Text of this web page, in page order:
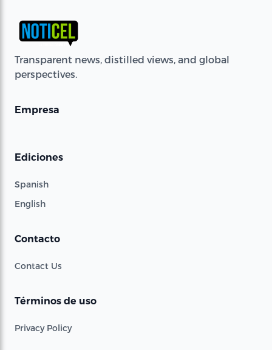
Transparent news, distilled views, and global
perspectives.
Empresa
Ediciones
Spanish
English
Contacto
Contact Us
Términos de uso
Privacy Policy